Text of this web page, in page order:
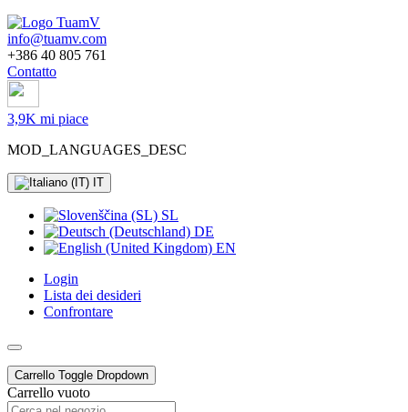
info@tuamv.com
+386 40 805 761
Contatto
3,9K mi piace
MOD_LANGUAGES_DESC
IT
SL
DE
EN
Login
Lista dei desideri
Confrontare
Carrello Toggle Dropdown
Carrello vuoto